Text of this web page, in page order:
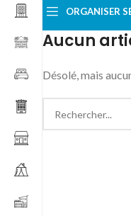
ORGANISER
Aucun
Désolé, mais